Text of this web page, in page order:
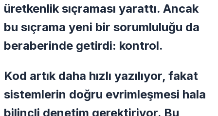
üretkenlik sıçraması yarattı. Ancak
bu sıçrama yeni bir sorumluluğu da
beraberinde getirdi: kontrol.
Kod artık daha hızlı yazılıyor, fakat
sistemlerin doğru evrimleşmesi hala
bilinçli denetim gerektiriyor. Bu